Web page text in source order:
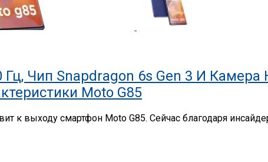
Гц, Чип Snapdragon 6s Gen 3 И
Moto G85
к выходу смартфон Moto G85. Сейчас благодаря